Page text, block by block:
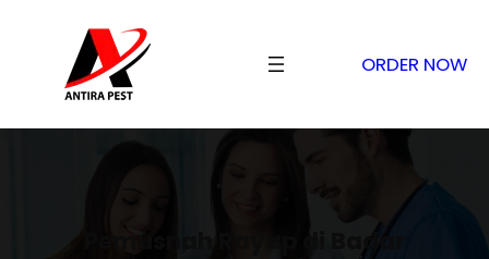
ORDER NOW
Pemusnah Rayap di Badar